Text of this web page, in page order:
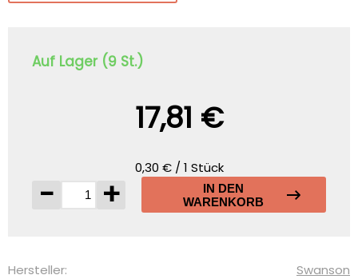
Auf Lager (9 St.)
17,81 €
0,30 € / 1 Stück
- +
IN DEN
WARENKORB
Hersteller: Swanson